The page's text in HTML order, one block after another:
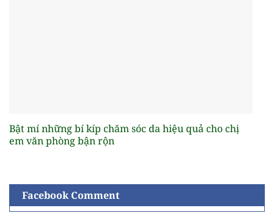
Bật mí những bí kíp chăm sóc da hiệu quả cho chị
em văn phòng bận rộn
Facebook Comment